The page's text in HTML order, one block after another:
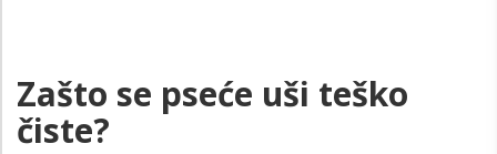
Zašto se pseće uši teško
čiste?